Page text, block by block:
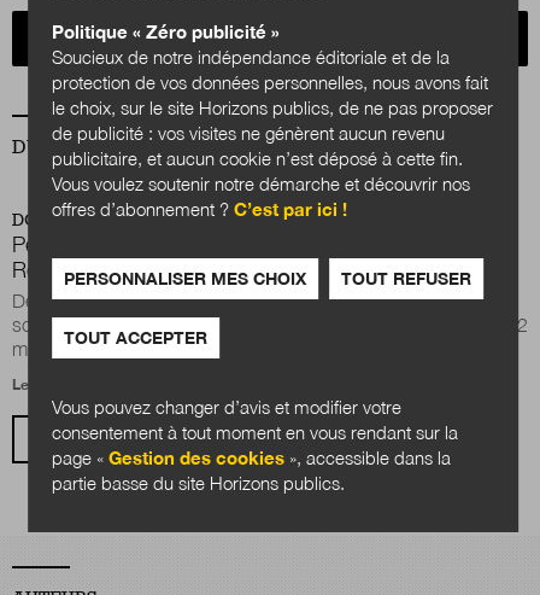
Acheter
DU MÊME AUTEUR
DOSSIER
Penser une alternative au terminal 4 de l’aéroport de
Roissy Charles-de-Gaulle
Depuis plus d’un an, les avions sont contraints de rester au
sol et permettent au calme de reprendre ses droits pour les 1,2
million de personnes...
Le 10 septembre 2021
VOIR TOUS LES ARTICLES
Politique « Zéro publicité »
Soucieux de notre indépendance éditoriale et de la
protection de vos données personnelles, nous avons fait
le choix, sur le site Horizons publics, de ne pas proposer
de publicité : vos visites ne génèrent aucun revenu
publicitaire, et aucun cookie n’est déposé à cette fin.
Vous voulez soutenir notre démarche et découvrir nos
offres d’abonnement ? C’est par ici !
PERSONNALISER MES CHOIX TOUT REFUSER
TOUT ACCEPTER
Vous pouvez changer d’avis et modifier votre
consentement à tout moment en vous rendant sur la
page « Gestion des cookies», accessible dans la
partie basse du site Horizons publics.